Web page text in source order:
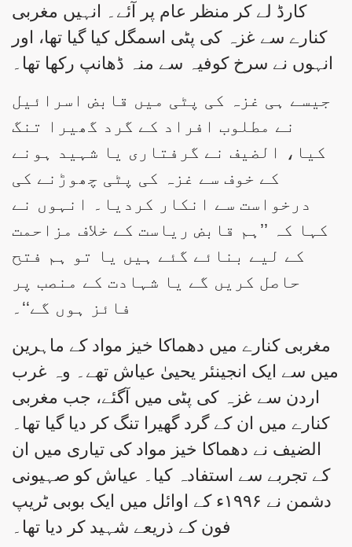
کارڈ لے کر منظر عام پر آئے۔ انہیں مغربی
کنارے سے غزہ کی پٹی اسمگل کیا گیا تھا، اور
انہوں نے سرخ کوفیہ سے منہ ڈھانپ رکھا تھا۔
جیسے ہی غزہ کی پٹی میں قابض اسرائیل
نے مطلوب افراد کے گرد گھیرا تنگ
کیا، الضیف نے گرفتاری یا شہید ہونے
کے خوف سے غزہ کی پٹی چھوڑنے کی
درخواست سے انکار کردیا۔ انہوں نے
کہا کہ ’’ہم قابض ریاست کے خلاف مزاحمت
کے لیے بنائے گئے ہیں یا تو ہم فتح
حاصل کریں گے یا شہادت کے منصب پر
فائز ہوں گے‘‘۔
مغربی کنارے میں دھماکا خیز مواد کے ماہرین
میں سے ایک انجینئر یحییٰ عیاش تھے۔ وہ غرب
اردن سے غزہ کی پٹی میں آگئے، جب مغربی
کنارے میں ان کے گرد گھیرا تنگ کر دیا گیا تھا۔
الضیف نے دھماکا خیز مواد کی تیاری میں ان
کے تجربے سے استفادہ کیا۔ عیاش کو صہیونی
دشمن نے ۱۹۹۶ء کے اوائل میں ایک بوبی ٹریپ
فون کے ذریعے شہید کر دیا تھا۔